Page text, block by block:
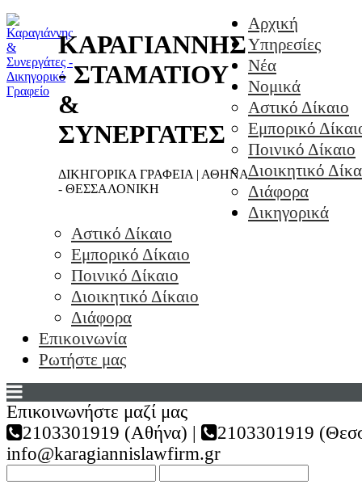
ΚΑΡΑΓΙΑΝΝΗΣ
- ΣΤΑΜΑΤΙΟΥ
&
ΣΥΝΕΡΓΑΤΕΣ
ΔΙΚΗΓΟΡΙΚΑ ΓΡΑΦΕΙΑ | ΑΘΗΝΑ
- ΘΕΣΣΑΛΟΝΙΚΗ
Αρχική
Υπηρεσίες
Νέα
Νομικά
Αστικό Δίκαιο
Εμπορικό
Ποινικό Δίκαιο
Διοικητικό
Διάφορα
Δικηγορικά
Αστικό Δίκαιο
Εμπορικό Δίκαιο
Ποινικό Δίκαιο
Διοικητικό Δίκαιο
Διάφορα
Επικοινωνία
Ρωτήστε μας
Επικοινωνήστε μαζί μας
2103301919 (Αθήνα) |
2103301919
info@karagiannislawfirm.gr